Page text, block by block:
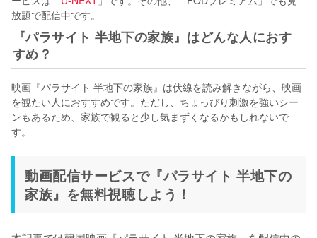
放題で配信中です。
『パラサイト 半地下の家族』はどんな人におす
すめ？
映画『パラサイト 半地下の家族』は伏線を読み解きながら、映画
を観たい人におすすめです。ただし、ちょっぴり刺激を強いシー
ンもあるため、家族で観ると少し気まずくなるかもしれないで
す。
動画配信サービスで『パラサイト 半地下の
家族』を無料視聴しよう！